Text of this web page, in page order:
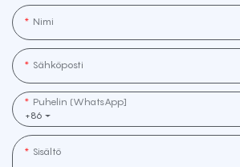
Nimi
Sähköposti
+86
Puhelin (WhatsApp]
Sisältö